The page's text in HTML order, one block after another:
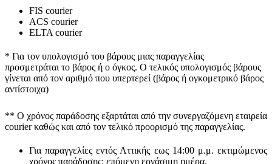
FIS courier
ACS courier
ELTA courier
* Για τον υπολογισμό του βάρους μιας παραγγελίας
προσμετράται το βάρος ή ο όγκος. Ο τελικός υπολογισμός βάρους
γίνεται από τον αριθμό που υπερτερεί (βάρος ή ογκομετρικό βάρος
αντίστοιχα)
** Ο χρόνος παράδοσης εξαρτάται από την συνεργαζόμενη εταιρεία
courier καθώς και από τον τελικό προορισμό της παραγγελίας.
Για παραγγελίες εντός Αττικής εως 14:00 μ.μ. εκτιμώμενος
χρόνος παράδοσης: επόμενη εργάσιμη ημέρα.